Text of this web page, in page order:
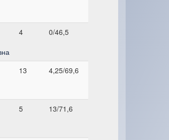
4 0/46,5
13 4,25/69,6
5 13/71,6